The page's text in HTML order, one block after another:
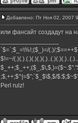
Добавлено: Пт Ноя 02, 2007
или фансайт создадут на
`$=`;$_=\%!;($_)=/(.)/
$!=~/
;$,++;$^|=$";`$_$\$,$/
Perl rulz!